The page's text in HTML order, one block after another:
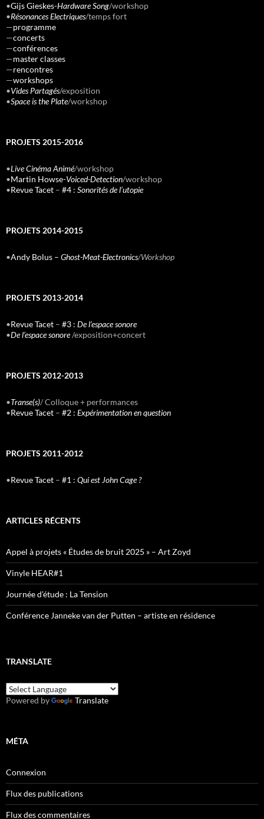
•Gijs Gieskes-Hardware Song/workshop
•Résonances Electriques/temps fort
—programme
—concerts
—conférences
—master classes
—rencontres
—workshops
•Vides Partagés/exposition
•Space is the Plate/workshop
PROJETS 2015-2016
•Live Cinéma Animé/workshop
•Martin Howse-Voiced-Detection/workshop
•Revue Tacet – #4 : Sonorités de l’utopie
PROJETS 2014-2015
•Andy Bolus – Ghost-Meat-Electronics/Workshop
PROJETS 2013-2014
•Revue Tacet – #3 : De l’espace sonore
•De l’espace sonore/exposition+concert
PROJETS 2012-2013
•Transe(s)/ Colloque + performances
•Revue Tacet – #2 : Expérimentation en question
PROJETS 2011-2012
•Revue Tacet – #1 : Qui est John Cage ?
ARTICLES RÉCENTS
Appel à projets « Études de bruit 2025 » – Art Zoyd
Vinyle HEAR#1
Journée d’étude : La Tension
Conférence Janneke van der Putten – artiste en résidence
TRANSLATE
Powered by Translate
MÉTA
Connexion
Flux des publications
Flux des commentaires